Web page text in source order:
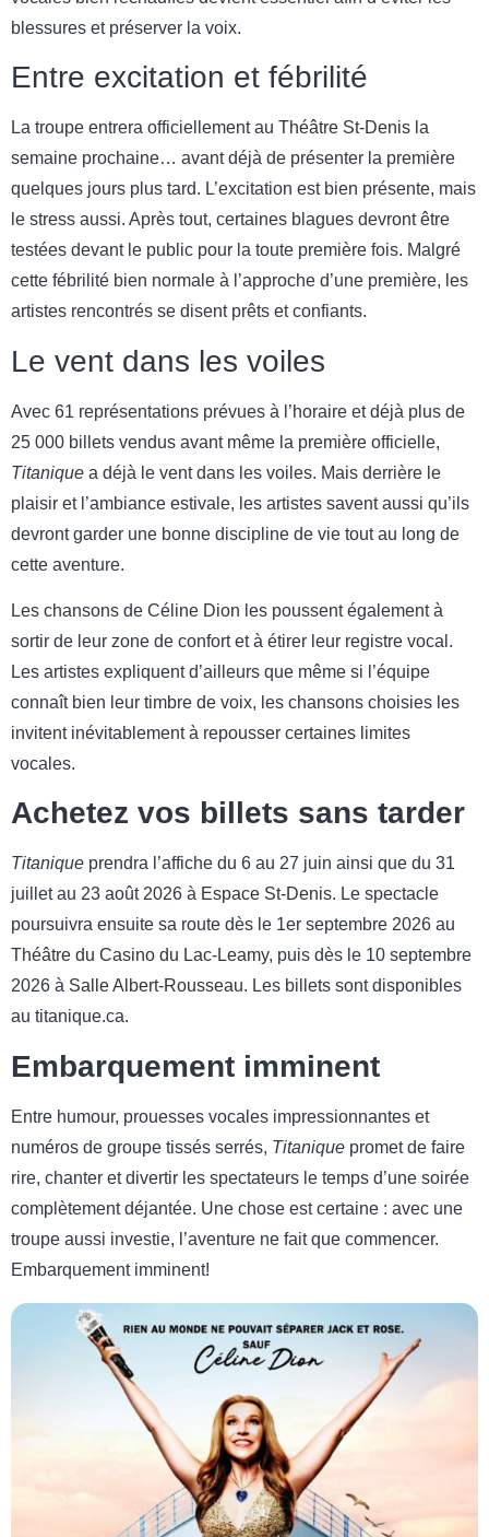
blessures et préserver la voix.
Entre excitation et fébrilité
La troupe entrera officiellement au Théâtre St-Denis la
semaine prochaine… avant déjà de présenter la première
quelques jours plus tard. L’excitation est bien présente, mais
le stress aussi. Après tout, certaines blagues devront être
testées devant le public pour la toute première fois. Malgré
cette fébrilité bien normale à l’approche d’une première, les
artistes rencontrés se disent prêts et confiants.
Le vent dans les voiles
Avec 61 représentations prévues à l’horaire et déjà plus de
25 000 billets vendus avant même la première officielle,
Titanique a déjà le vent dans les voiles. Mais derrière le
plaisir et l’ambiance estivale, les artistes savent aussi qu’ils
devront garder une bonne discipline de vie tout au long de
cette aventure.
Les chansons de Céline Dion les poussent également à
sortir de leur zone de confort et à étirer leur registre vocal.
Les artistes expliquent d’ailleurs que même si l’équipe
connaît bien leur timbre de voix, les chansons choisies les
invitent inévitablement à repousser certaines limites
vocales.
Achetez vos billets sans tarder
Titanique prendra l’affiche du 6 au 27 juin ainsi que du 31
juillet au 23 août 2026 à Espace St-Denis. Le spectacle
poursuivra ensuite sa route dès le 1er septembre 2026 au
Théâtre du Casino du Lac-Leamy, puis dès le 10 septembre
2026 à Salle Albert-Rousseau. Les billets sont disponibles
au titanique.ca.
Embarquement imminent
Entre humour, prouesses vocales impressionnantes et
numéros de groupe tissés serrés, Titanique promet de faire
rire, chanter et divertir les spectateurs le temps d’une soirée
complètement déjantée. Une chose est certaine : avec une
troupe aussi investie, l’aventure ne fait que commencer.
Embarquement imminent!